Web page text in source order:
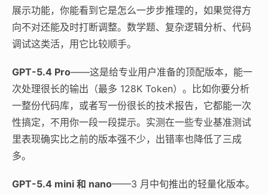
展示功能，你能看到它是怎么一步步推理的，如果觉得方
向不对还能及时打断调整。数学题、复杂逻辑分析、代码
调试这类活，用它比较顺手。
GPT-5.4 Pro——这是给专业用户准备的顶配版本，能一
次处理很长的输出（最多 128K Token）。比如你要分析
一整份代码库，或者写一份很长的技术报告，它都能一次
性搞定，不用你一段一段提示。实测在一些专业基准测试
里表现确实比之前的版本强不少，出错率也降低了三成
多。
GPT-5.4 mini 和 nano——3 月中旬推出的轻量化版本。